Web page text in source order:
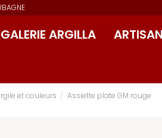
ARGILLA
et couleurs Assiette plate GM rouge